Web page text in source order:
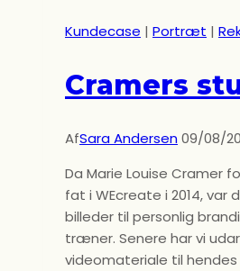
Kundecase | Portræt |
Cramers
AfSara Andersen09/08/
Da Marie Louise Cramer
fat i WEcreate i 2014,
billeder til personlig
træner. Senere har vi
videomateriale til